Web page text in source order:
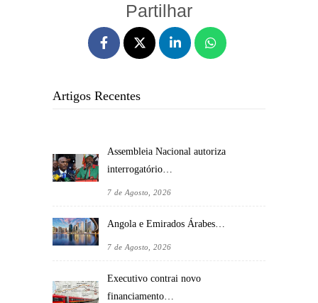
Partilhar
Artigos Recentes
Assembleia Nacional autoriza
interrogatório…
7 de Agosto, 2026
Angola e Emirados Árabes…
7 de Agosto, 2026
Executivo contrai novo
financiamento…